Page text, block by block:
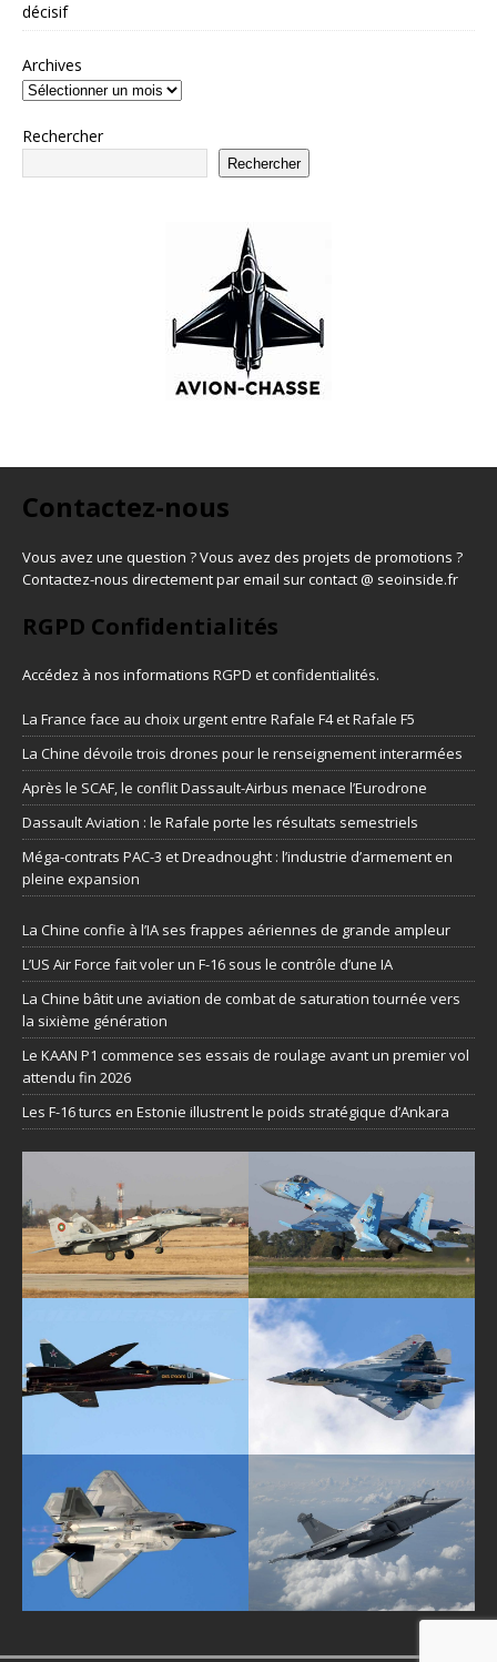
décisif
Archives
Rechercher
Rechercher
Contactez-nous
Vous avez une question ? Vous avez des projets de promotions ?
Contactez-nous directement par email sur contact @ seoinside.fr
RGPD Confidentialités
Accédez à nos informations RGPD et confidentialités.
La France face au choix urgent entre Rafale F4 et Rafale F5
La Chine dévoile trois drones pour le renseignement interarmées
Après le SCAF, le conflit Dassault-Airbus menace l’Eurodrone
Dassault Aviation : le Rafale porte les résultats semestriels
Méga-contrats PAC-3 et Dreadnought : l’industrie d’armement en
pleine expansion
La Chine confie à l’IA ses frappes aériennes de grande ampleur
L’US Air Force fait voler un F-16 sous le contrôle d’une IA
La Chine bâtit une aviation de combat de saturation tournée vers
la sixième génération
Le KAAN P1 commence ses essais de roulage avant un premier vol
attendu fin 2026
Les F-16 turcs en Estonie illustrent le poids stratégique d’Ankara